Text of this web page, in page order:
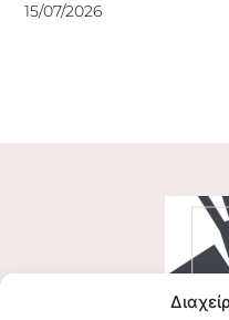
15/07/2026